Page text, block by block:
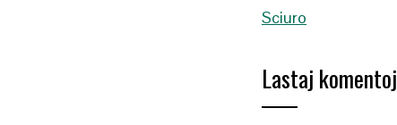
Sciuro
Lastaj komentoj